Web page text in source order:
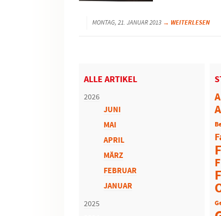
MONTAG, 21. JANUAR 2013 → WEITERLESEN
ALLE ARTIKEL
2026
JUNI
MAI
APRIL
MÄRZ
FEBRUAR
JANUAR
2025